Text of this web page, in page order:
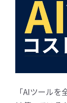
「AIツール